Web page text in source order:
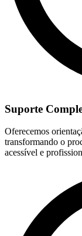
Suporte
Oferecemos
transformando o
acessível e